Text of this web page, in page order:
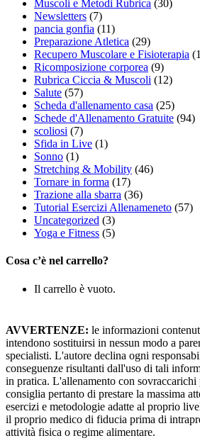
Muscoli e Metodi Rubrica (30)
Newsletters (7)
pancia gonfia (11)
Preparazione Atletica (29)
Recupero Muscolare e Fisioterapia
Ricomposizione corporea (9)
Rubrica Ciccia & Muscoli (12)
Salute (57)
Scheda d'allenamento casa (25)
Schede d'Allenamento Gratuite (94)
scoliosi (7)
Sfida in Live (1)
Sonno (1)
Stretching & Mobility (46)
Tornare in forma (17)
Trazione alla sbarra (36)
Tutorial Esercizi Allenameneto (57)
Uncategorized (3)
Yoga e Fitness (5)
Cosa c’è nel carrello?
Il carrello è vuoto.
AVVERTENZE: le informazioni
intendono sostituirsi in nessun modo a
specialisti. L'autore declina ogni
conseguenze risultanti dall'uso di tali
in pratica. L'allenamento con
consiglia pertanto di prestare la massima
esercizi e metodologie adatte al proprio
il proprio medico di fiducia prima di
attività fisica o regime alimentare.